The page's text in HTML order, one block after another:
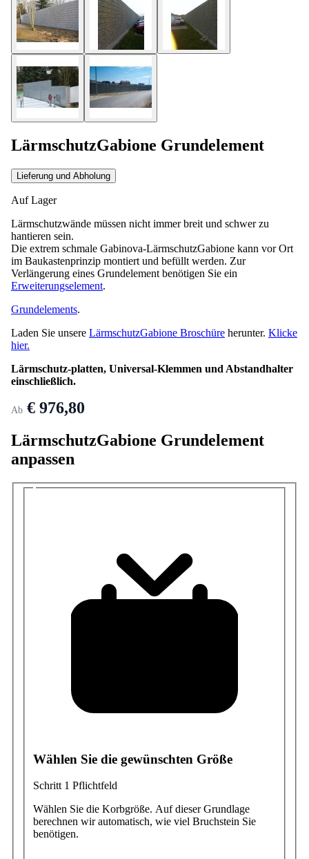
LärmschutzGabione Grundelement
Lieferung und Abholung
Auf Lager
Lärmschutzwände müssen nicht immer breit und schwer zu
hantieren sein.
Die extrem schmale Gabinova-LärmschutzGabione kann vor Ort
im Baukastenprinzip montiert und befüllt werden. Zur
Verlängerung eines Grundelement benötigen Sie ein
Erweiterungselement.
Grundelements.
Laden Sie unsere LärmschutzGabione Broschüre herunter. Klicke
hier.
Lärmschutz-platten, Universal-Klemmen und Abstandhalter
einschließlich.
Ab € 976,80
LärmschutzGabione Grundelement
anpassen
Wählen Sie die gewünschten Größe
Schritt 1 Pflichtfeld
Wählen Sie die Korbgröße. Auf dieser Grundlage
berechnen wir automatisch, wie viel Bruchstein Sie
benötigen.